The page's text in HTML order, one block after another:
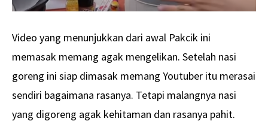
Video yang menunjukkan dari awal Pakcik ini
memasak memang agak mengelikan. Setelah nasi
goreng ini siap dimasak memang Youtuber itu merasai
sendiri bagaimana rasanya. Tetapi malangnya nasi
yang digoreng agak kehitaman dan rasanya pahit.